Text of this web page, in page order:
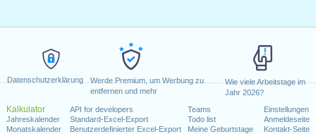
Datenschutzerklärung
Werde Premium, um Werbung zu
entfernen und mehr
Wie viele Arbeitstage im
Jahr 2026?
Kalkulator
Jahreskalender
Monatskalender
API for developers
Standard-Excel-Export
Benutzerdefinierter Excel-Export
Teams
Todo list
Meine Geburtstage
Einstellungen
Anmeldeseite
Kontakt-Seite